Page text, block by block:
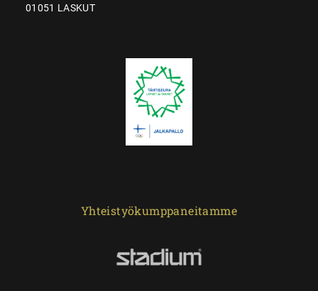
01051 LASKUT
Yhteistyökumppaneitamme